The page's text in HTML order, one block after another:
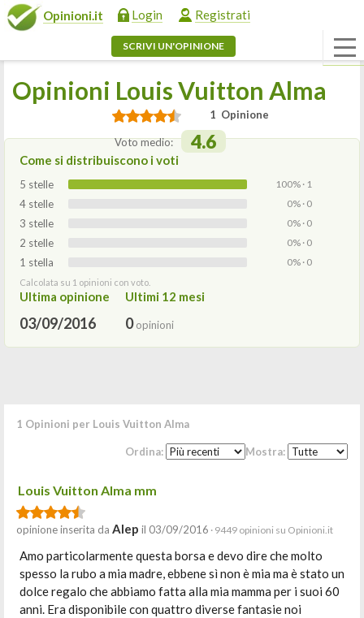
Opinioni.it Login Registrati
SCRIVI UN'OPINIONE
Opinioni Louis Vuitton Alma
1 Opinione
Voto medio: 4.6
Come si distribuiscono i voti
5 stelle 100% · 1
4 stelle 0% · 0
3 stelle 0% · 0
2 stelle 0% · 0
1 stella 0% · 0
Calcolata su 1 opinioni con voto.
Ultima opinione
03/09/2016
Ultimi 12 mesi
0opinioni
1 Opinioni per Louis Vuitton Alma
Ordina: Mostra:
Louis Vuitton Alma mm
opinione inserita da Alep il 03/09/2016 · 9449 opinioni su Opinioni.it
Amo particolarmente questa borsa e devo dire che molto
spesso la rubo a mia madre, ebbene sì non è mia ma è stato un
dolce regalo che abbiamo fatta alla mia mamma per i suoi 60
anni. Era disponibile con quattro diverse fantasie noi